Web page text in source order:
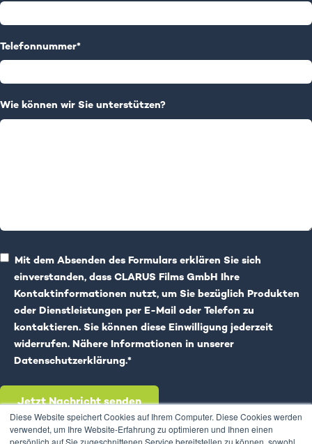
Diese Website speichert Cookies auf Ihrem Computer. Diese Cookies werden
verwendet, um Ihre Website-Erfahrung zu optimieren und Ihnen einen
persönlich auf Sie zugeschnittenen Service bereitstellen zu können, sowohl
Telefonnummer*
Wie können wir Sie unterstützen?
Mit dem Absenden des Formulars erklären Sie sich
einverstanden, dass CLARUS Films GmbH Ihre
Kontaktinformationen nutzt, um Sie bezüglich Produkten
oder Dienstleistungen per E-Mail oder Telefon zu
kontaktieren. Sie können diese Einwilligung jederzeit
widerrufen. Nähere Informationen in unserer
Datenschutzerklärung.*